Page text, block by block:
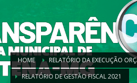
HOME
RELATÓRIO DA EXECUÇÃO
RELATÓRIO DE GESTÃO FISCAL 2021